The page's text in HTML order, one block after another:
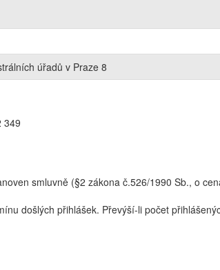
úřadů v Praze 8
349
smluvně (§2 zákona č.526/1990 Sb., o
došlých přihlášek. Převýší-li počet